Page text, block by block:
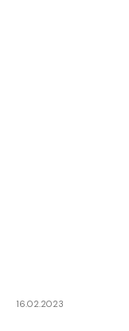
16.02.2023